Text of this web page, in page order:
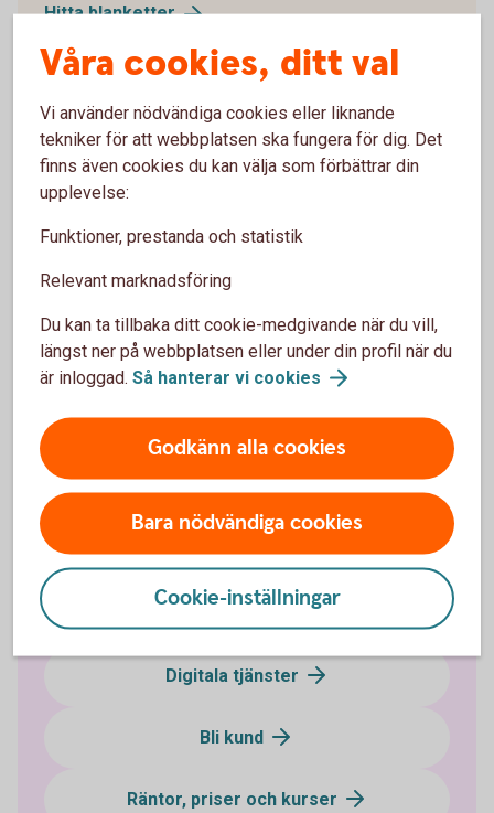
Hittablanketter
Privatlån
Ung och Student
Försäkringar
Kort
Betala och överföra
Digitala tjänster
Bli kund
Räntor, priser och kurser
Våra cookies, ditt val
Vi använder nödvändiga cookies eller liknande
tekniker för att webbplatsen ska fungera för dig. Det
finns även cookies du kan välja som förbättrar din
upplevelse:
Funktioner, prestanda och statistik
Relevant marknadsföring
Du kan ta tillbaka ditt cookie-medgivande när du vill,
längst ner på webbplatsen eller under din profil när du
är inloggad. Så hanterar vi cookies
Godkänn alla cookies
Bara nödvändiga cookies
Cookie-inställningar